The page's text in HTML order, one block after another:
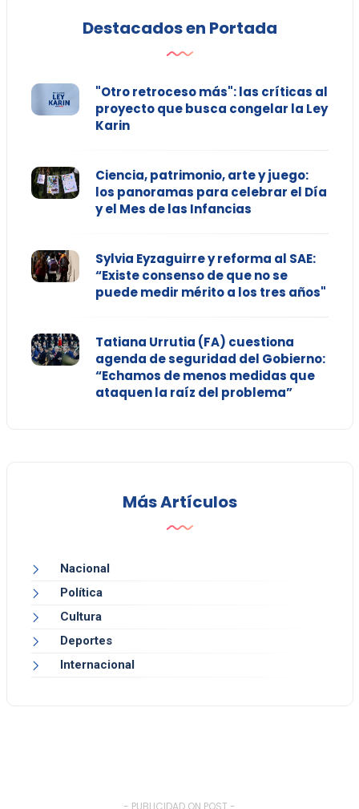
Destacados en Portada
"Otro retroceso más": las críticas al
proyecto que busca congelar la Ley
Karin
Ciencia, patrimonio, arte y juego:
los panoramas para celebrar el Día
y el Mes de las Infancias
Sylvia Eyzaguirre y reforma al SAE:
“Existe consenso de que no se
puede medir mérito a los tres años"
Tatiana Urrutia (FA) cuestiona
agenda de seguridad del Gobierno:
“Echamos de menos medidas que
ataquen la raíz del problema”
Más Artículos
Nacional
Política
Cultura
Deportes
Internacional